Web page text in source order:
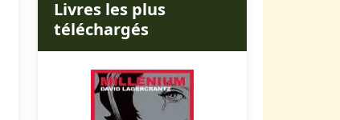
Livres les plus
téléchargés